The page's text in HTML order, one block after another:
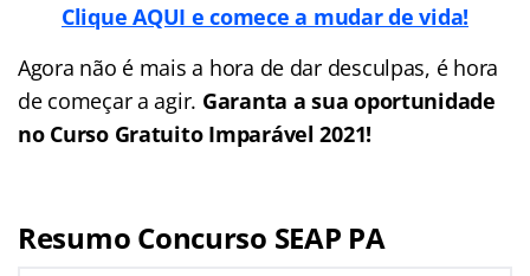
Clique AQUI e comece a mudar de vida!
Agora não é mais a hora de dar desculpas, é hora
de começar a agir. Garanta a sua oportunidade
no Curso Gratuito Imparável 2021!
Resumo Concurso SEAP PA